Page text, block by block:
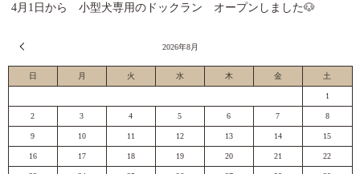
4月1日から 小型犬専用のドックラン オープンしました🐶
2026年8月
日 月 火 水 木 金 土
1
2 3 4 5 6 7 8
9 10 11 12 13 14 15
16 17 18 19 20 21 22